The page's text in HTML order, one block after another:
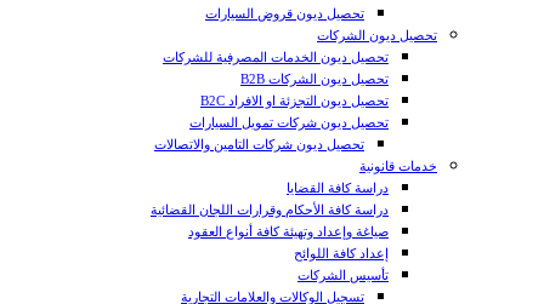
تحصيل ديون قروض السيارات
تحصيل ديون الشركات
تحصيل ديون الخدمات المصرفية للشركات
تحصيل ديون الشركات B2B
تحصيل ديون التجزئة او الافراد B2C
تحصيل ديون شركات تمويل السيارات
تحصيل ديون شركات التامين والاتصالات
خدمات قانونية
دراسة كافة القضايا
دراسة كافة الأحكام وقرارات اللجان القضائية
صياغة وإعداد وتهيئة كافة أنواع العقود
إعداد كافة اللوائح
تأسيس الشركات
تسجيل الوكالات والعلامات التجارية